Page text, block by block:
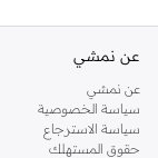
عن نمشي
عن نمشي
سياسة الخصوصية
سياسة الاسترجاع
حقوق المستهلك